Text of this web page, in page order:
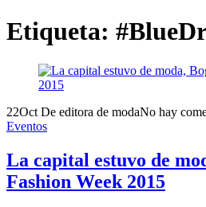
Etiqueta:
22Oct De editora de modaNo hay
Eventos
La capital estuvo de
Fashion Week 2015